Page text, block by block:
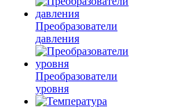
Преобразователи
давления
Преобразователи
уровня